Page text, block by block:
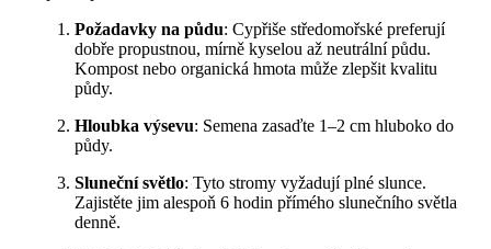
Požadavky na půdu: Cypřiše středomořské preferují
dobře propustnou, mírně kyselou až neutrální půdu.
Kompost nebo organická hmota může zlepšit kvalitu
půdy.
Hloubka výsevu: Semena zasaďte 1–2 cm hluboko do
půdy.
Sluneční světlo: Tyto stromy vyžadují plné slunce.
Zajistěte jim alespoň 6 hodin přímého slunečního světla
denně.